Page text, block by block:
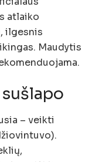
atlaiko
ilgesnis
Maudytis
– veikti